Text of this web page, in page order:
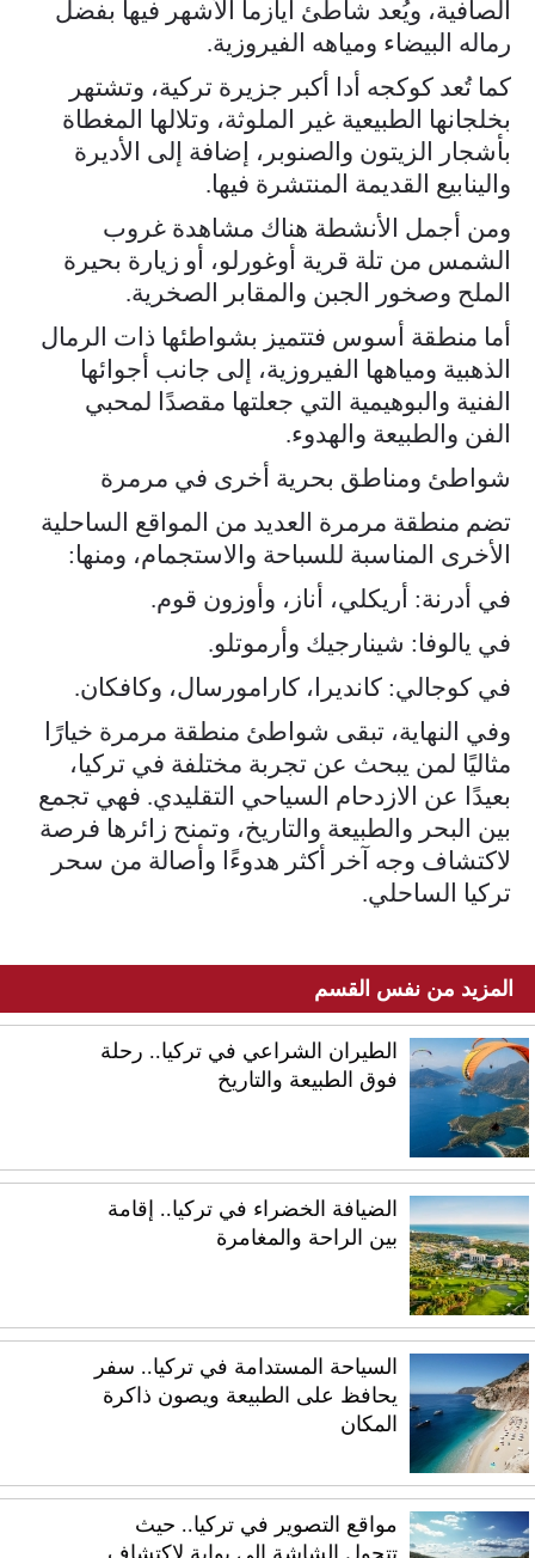
الصافية، ويُعد شاطئ أيازما الأشهر فيها بفضل
رماله البيضاء ومياهه الفيروزية.
كما تُعد كوكجه أدا أكبر جزيرة تركية، وتشتهر
بخلجانها الطبيعية غير الملوثة، وتلالها المغطاة
بأشجار الزيتون والصنوبر، إضافة إلى الأديرة
والينابيع القديمة المنتشرة فيها.
ومن أجمل الأنشطة هناك مشاهدة غروب
الشمس من تلة قرية أوغورلو، أو زيارة بحيرة
الملح وصخور الجبن والمقابر الصخرية.
أما منطقة أسوس فتتميز بشواطئها ذات الرمال
الذهبية ومياهها الفيروزية، إلى جانب أجوائها
الفنية والبوهيمية التي جعلتها مقصدًا لمحبي
الفن والطبيعة والهدوء.
شواطئ ومناطق بحرية أخرى في مرمرة
تضم منطقة مرمرة العديد من المواقع الساحلية
الأخرى المناسبة للسباحة والاستجمام، ومنها:
في أدرنة: أريكلي، أناز، وأوزون قوم.
في يالوفا: شينارجيك وأرموتلو.
في كوجالي: كانديرا، كارامورسال، وكافكان.
وفي النهاية، تبقى شواطئ منطقة مرمرة خيارًا
مثاليًا لمن يبحث عن تجربة مختلفة في تركيا،
بعيدًا عن الازدحام السياحي التقليدي. فهي تجمع
بين البحر والطبيعة والتاريخ، وتمنح زائرها فرصة
لاكتشاف وجه آخر أكثر هدوءًا وأصالة من سحر
تركيا الساحلي.
المزيد من نفس القسم
الطيران الشراعي في تركيا.. رحلة
فوق الطبيعة والتاريخ
الضيافة الخضراء في تركيا.. إقامة
بين الراحة والمغامرة
السياحة المستدامة في تركيا.. سفر
يحافظ على الطبيعة ويصون ذاكرة
المكان
مواقع التصوير في تركيا.. حيث